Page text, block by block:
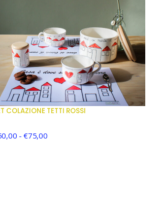
COLAZIONE TETTI ROSSI
- €75,00